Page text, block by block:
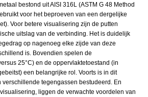
bestond uit AISI 316L (ASTM G 48 Method
voor het beproeven van een dergelijke
Voor betere visualisering zijn de putten
uitslag van de verbinding. Het is duidelijk
op nagenoeg elke zijde van deze
is. Bovendien spelen de
25°C) en de oppervlaktetoestand (in
een belangrijke rol. Voorts is in dit
tegengassen bestudeerd. En
liggen de verwachte voordelen van